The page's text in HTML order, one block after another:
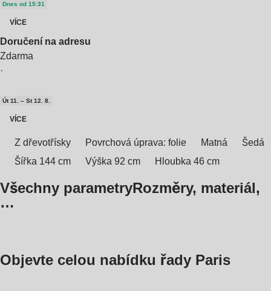
Dnes od 15:31
VÍCE
Doručení na adresu
Zdarma
·
Út 11. – St 12. 8.
VÍCE
Z dřevotřísky Povrchová úprava: folie Matná
Šedá
Šířka 144 cm
Výška 92 cm Hloubka 46 cm
Všechny parametryRozměry, materiál,
…
Objevte celou nabídku řady Paris